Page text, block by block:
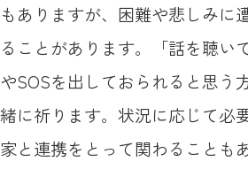
もありますが、困難や悲しみに
ることがあります。「話を聴い
やSOSを出しておられると思う
緒に祈ります。状況に応じて必
家と連携をとって関わることも